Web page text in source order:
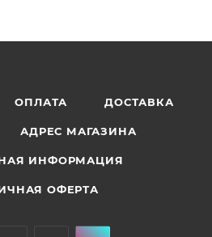
ОПЛАТА ДОСТАВКА
АДРЕС МАГАЗИНА
ИНФОРМАЦИЯ
ОФЕРТА